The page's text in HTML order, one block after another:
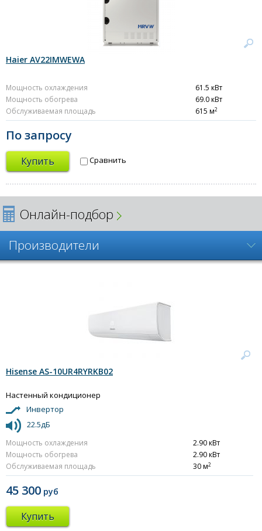
Haier AV22IMWEWA
Мощность охлаждения
61.5 кВт
Мощность обогрева
69.0 кВт
Обслуживаемая площадь
615 м2
По запросу
Купить Сравнить
Онлайн-подбор
Производители
Hisense AS-10UR4RYRKB02
Настенный кондиционер
Инвертор
22.5дБ
Мощность охлаждения
2.90 кВт
Мощность обогрева
2.90 кВт
Обслуживаемая площадь
30 м2
45 300 руб
Купить